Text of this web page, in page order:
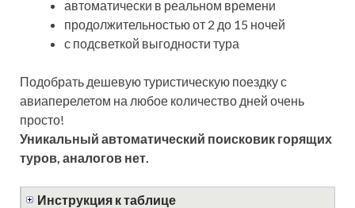
автоматически в реальном времени
продолжительностью от 2 до 15 ночей
с подсветкой выгодности тура
Подобрать дешевую туристическую поездку с
авиаперелетом на любое количество дней очень
просто!
Уникальный автоматический поисковик горящих
туров, аналогов нет.
Инструкция к таблице